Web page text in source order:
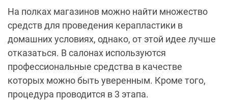
На полках магазинов можно найти множество
средств для проведения керапластики в
домашних условиях, однако, от этой идее лучше
отказаться. В салонах используются
профессиональные средства в качестве
которых можно быть уверенным. Кроме того,
процедура проводится в 3 этапа.